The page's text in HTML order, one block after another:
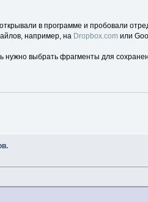
в программе и пробовали
например, на Dropbox.comили
нужно выбрать фрагменты для